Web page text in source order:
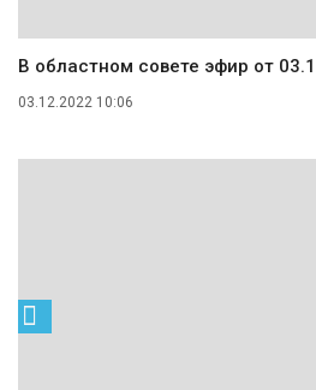
В областном совете эфир от
03.12.2022 10:06